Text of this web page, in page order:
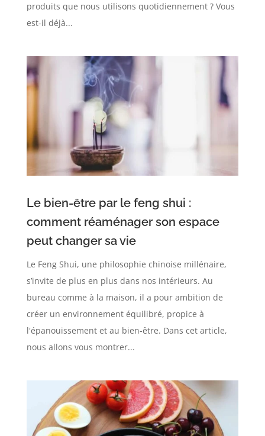
produits que nous utilisons quotidiennement ? Vous
est-il déjà...
Le bien-être par le feng shui :
comment réaménager son espace
peut changer sa vie
Le Feng Shui, une philosophie chinoise millénaire,
s’invite de plus en plus dans nos intérieurs. Au
bureau comme à la maison, il a pour ambition de
créer un environnement équilibré, propice à
l'épanouissement et au bien-être. Dans cet article,
nous allons vous montrer...